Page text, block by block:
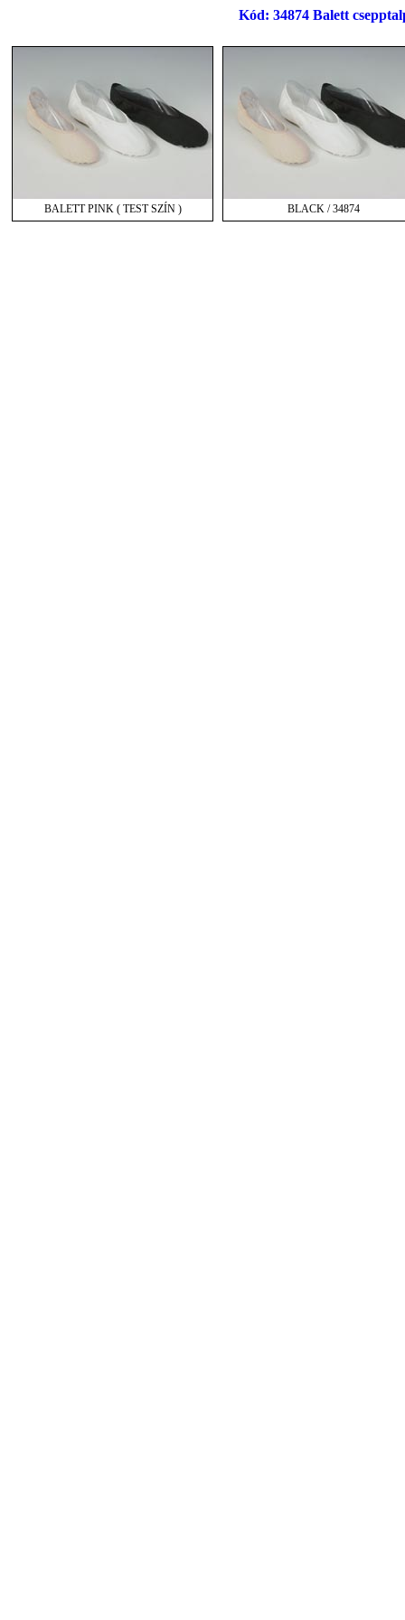
Kód: 34874 Balett
BALETT PINK ( TEST SZÍN ) BLACK / 34874